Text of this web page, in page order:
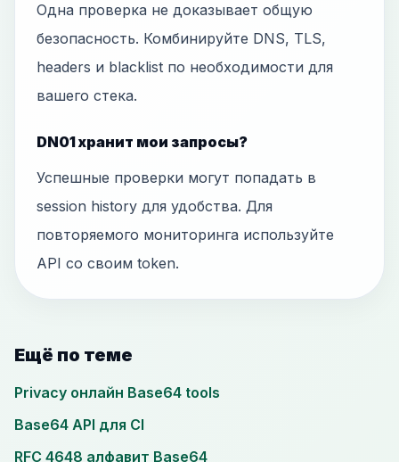
Одна проверка не доказывает общую
безопасность. Комбинируйте DNS, TLS,
headers и blacklist по необходимости для
вашего стека.
DN01 хранит мои запросы?
Успешные проверки могут попадать в
session history для удобства. Для
повторяемого мониторинга используйте
API со своим token.
Ещё по теме
Privacy онлайн Base64 tools
Base64 API для CI
RFC 4648 алфавит Base64